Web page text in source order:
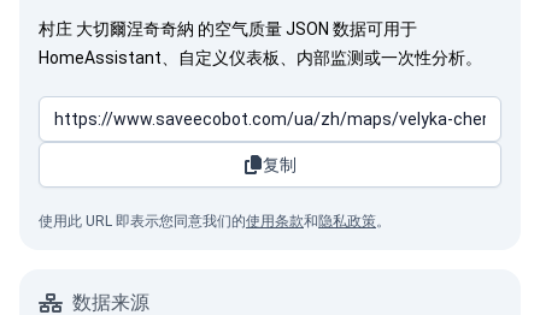
村庄 大切爾涅奇奇納 的空气质量 JSON 数据可用于
HomeAssistant、自定义仪表板、内部监测或一次性分析。
复制
使用此 URL 即表示您同意我们的使用条款和隐私政策。
数据来源